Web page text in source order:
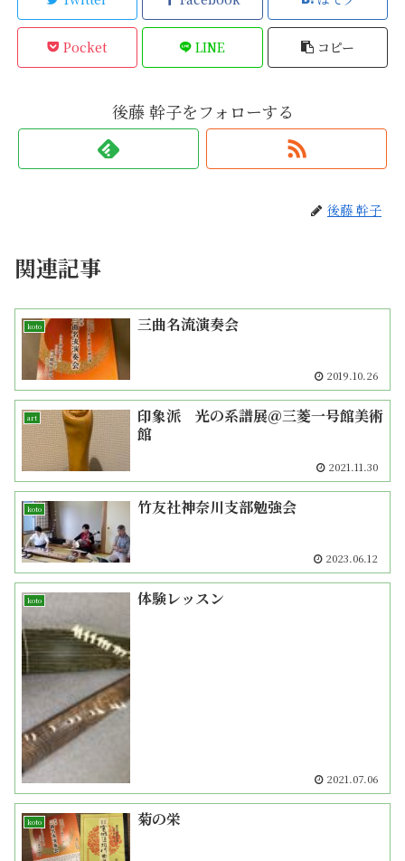
Pocket LINE コピー
後藤 幹子をフォローする
後藤 幹子
関連記事
koto 三曲名流演奏会
2019.10.26
art
印象派 光の系譜展＠三菱一号館美術
館
2021.11.30
koto 竹友社神奈川支部勉強会
2023.06.12
koto 体験レッスン
2021.07.06
koto 菊の栄